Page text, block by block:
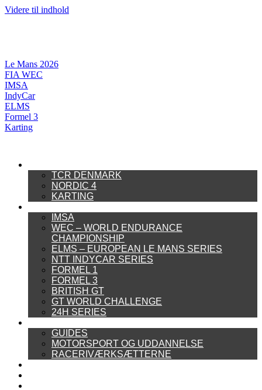
Videre til indhold
Le Mans 2026
FIA WEC
IMSA
IndyCar
ELMS
Formel 3
Karting
TCR DENMARK
NORDIC 4
KARTING
IMSA
WEC – WORLD ENDURANCE
CHAMPIONSHIP
ELMS – EUROPEAN LE MANS SERIES
NTT INDYCAR SERIES
FORMEL 1
FORMEL 3
BRITISH GT
GT WORLD CHALLENGE
24H SERIES
GUIDES
MOTORSPORT OG UDDANNELSE
RACERIVÆRKSÆTTERNE